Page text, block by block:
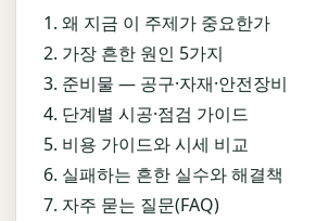
왜 지금 이 주제가 중요한가
가장 흔한 원인 5가지
준비물 — 공구·자재·안전장비
단계별 시공·점검 가이드
비용 가이드와 시세 비교
실패하는 흔한 실수와 해결책
자주 묻는 질문(FAQ)